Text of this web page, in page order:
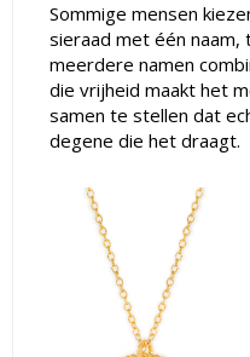
Sommige mensen
sieraad met één
meerdere namen
die vrijheid maakt het
samen te stellen dat
degene die het draagt.